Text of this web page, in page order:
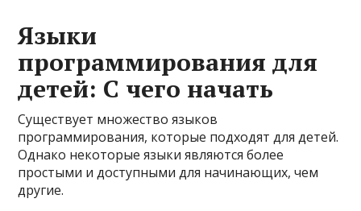
Языки
программирования для
детей: С чего начать
Существует множество языков
программирования, которые подходят для детей.
Однако некоторые языки являются более
простыми и доступными для начинающих, чем
другие.